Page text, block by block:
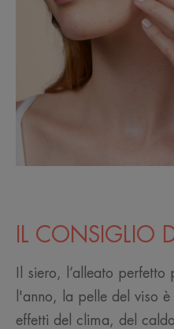
IL CONSIGLIO
Il siero, l’alleato
l'anno, la pelle del viso
effetti del clima, del